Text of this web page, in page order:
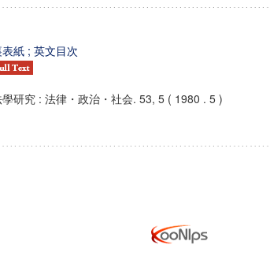
紙 ; 英文目次
研究 : 法律・政治・社会. 53, 5 ( 1980 . 5 )